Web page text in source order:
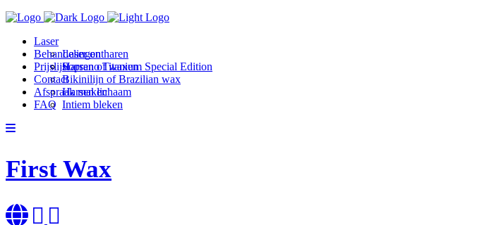
Laser
Laser ontharen
Soprano Titanium Special Edition
Behandelingen
Harsen of waxen
Bikinilijn of Brazilian wax
Harsen lichaam
Intiem bleken
Prijslijst
Contact
Afspraak maken
FAQ
First Wax